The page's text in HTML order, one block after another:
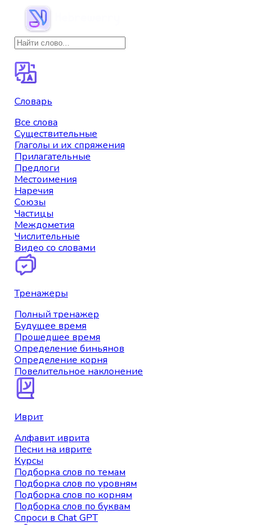
Словарь
Все слова
Существительные
Глаголы и их спряжения
Прилагательные
Предлоги
Местоимения
Наречия
Союзы
Частицы
Междометия
Числительные
Видео со словами
Тренажеры
Полный тренажер
Будущее время
Прошедшее время
Определение биньянов
Определение корня
Повелительное наклонение
Иврит
Алфавит иврита
Песни на иврите
Курсы
Подборка слов по темам
Подборка слов по уровням
Подборка слов по корням
Подборка слов по буквам
Спроси в Chat GPT